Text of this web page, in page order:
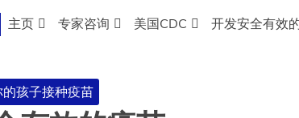
主页 专家咨询 美国CDC 开发安全有效
的孩子接种疫苗